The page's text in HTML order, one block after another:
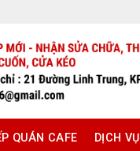
QUÁN CAFE DỊCH VỤ